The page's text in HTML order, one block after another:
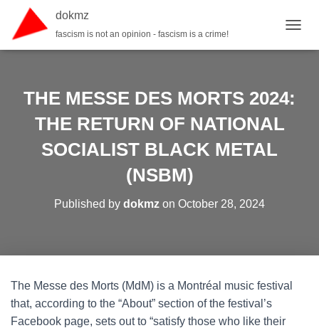
dokmz
fascism is not an opinion - fascism is a crime!
THE MESSE DES MORTS 2024:
THE RETURN OF NATIONAL
SOCIALIST BLACK METAL
(NSBM)
Published by dokmz on October 28, 2024
The Messe des Morts (MdM) is a Montréal music festival
that, according to the “About” section of the festival’s
Facebook page, sets out to “satisfy those who like their